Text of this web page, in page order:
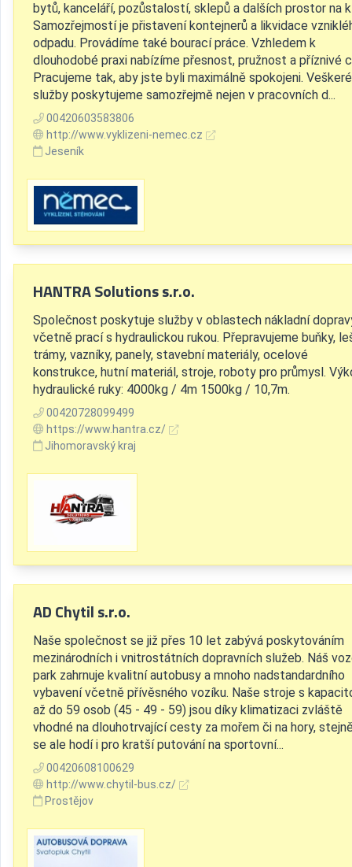
bytů, kanceláří, pozůstalostí, sklepů a dalších prostor na
Samozřejmostí je přistavení kontejnerů a likvidace
odpadu. Provádíme také bourací práce. Vzhledem k
dlouhodobé praxi nabízíme přesnost, pružnost a příznivé
Pracujeme tak, aby jste byli maximálně spokojeni. Veškeré
služby poskytujeme samozřejmě nejen v pracovních d...
00420603583806
http://www.vyklizeni-nemec.cz
Jeseník
HANTRA Solutions s.r.o.
Společnost poskytuje služby v oblastech nákladní
včetně prací s hydraulickou rukou. Přepravujeme buňky,
trámy, vazníky, panely, stavební materiály, ocelové
konstrukce, hutní materiál, stroje, roboty pro průmysl.
hydraulické ruky: 4000kg / 4m 1500kg / 10,7m.
00420728099499
https://www.hantra.cz/
Jihomoravský kraj
AD Chytil s.r.o.
Naše společnost se již přes 10 let zabývá poskytováním
mezinárodních i vnitrostátních dopravních služeb. Náš
park zahrnuje kvalitní autobusy a mnoho nadstandardního
vybavení včetně přívěsného vozíku. Naše stroje s
až do 59 osob (45 - 49 - 59) jsou díky klimatizaci zvláště
vhodné na dlouhotrvající cesty za mořem či na hory,
se ale hodí i pro kratší putování na sportovní...
00420608100629
http://www.chytil-bus.cz/
Prostějov